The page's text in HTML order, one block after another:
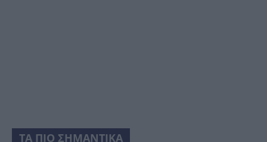
ΤΑ ΠΙΟ ΣΗΜΑΝΤΙΚΑ